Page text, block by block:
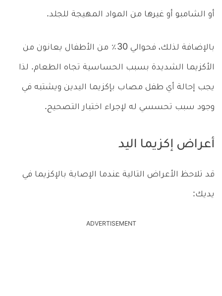
أو الشامبو أو غيرها من المواد المهيجة للجلد.
بالإضافة لذلك، فحوالي 30٪ من الأطفال يعانون من
الأكزيما الشديدة بسبب الحساسية تجاه الطعام. لذا
يجب إحالة أي طفل مصاب بإكزيما اليدين ويشتبه في
وجود سبب تحسسي له لإجراء اختبار التصحيح.
أعراض إكزيما اليد
قد تلاحظ الأعراض التالية عندما الإصابة بالإكزيما في
يديك:
ADVERTISEMENT